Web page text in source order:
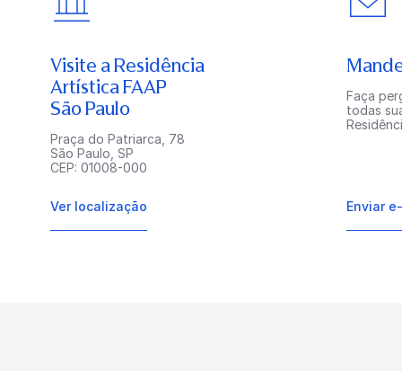
Visite a Residência
Artística FAAP
São Paulo
Praça do Patriarca, 78
São Paulo, SP
CEP: 01008-000
Ver localização
Faça
todas
Enviar